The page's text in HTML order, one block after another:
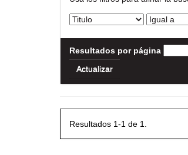
Resultados por página
Resultados 1-1 de 1.